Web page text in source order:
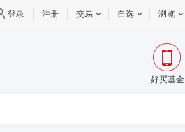
登录 注册 交易 自选 浏览
好买基金